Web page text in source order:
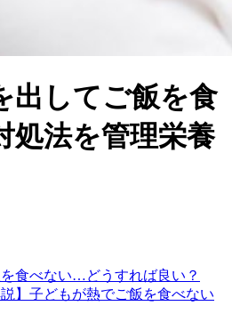
出してご飯を食
処法を管理栄養
食べない…どうすれば良い？
】子どもが熱でご飯を食べない